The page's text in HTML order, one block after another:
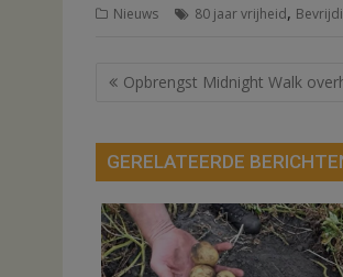
Nieuws 80 jaar vrijheid,
Bericht
Opbrengst Midnight Walk
GERELATEERDE